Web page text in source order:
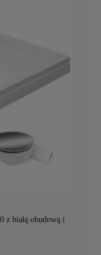
z białą obudową i